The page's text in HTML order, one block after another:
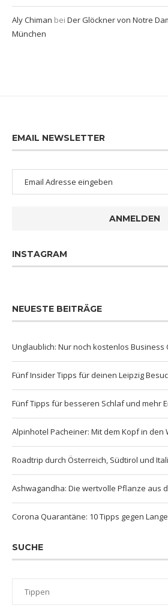
Aly Chiman bei Der Glöckner von Notre
München
EMAIL NEWSLETTER
ANMELDEN
INSTAGRAM
NEUESTE BEITRÄGE
Unglaublich: Nur noch kostenlos Business
Fünf Insider Tipps für deinen Leipzig
Fünf Tipps für besseren Schlaf und mehr
Alpinhotel Pacheiner: Mit dem Kopf in den
Roadtrip durch Österreich, Südtirol und
Ashwagandha: Die wertvolle Pflanze aus
Corona Quarantäne: 10 Tipps gegen
SUCHE